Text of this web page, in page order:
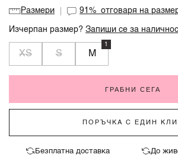
Размери 91%отговаря на
Изчерпан размер?Запиши се за
XS S M
1
ГРАБНИ СЕГА
ПОРЪЧКА С ЕДИН
Безплатна доставка До